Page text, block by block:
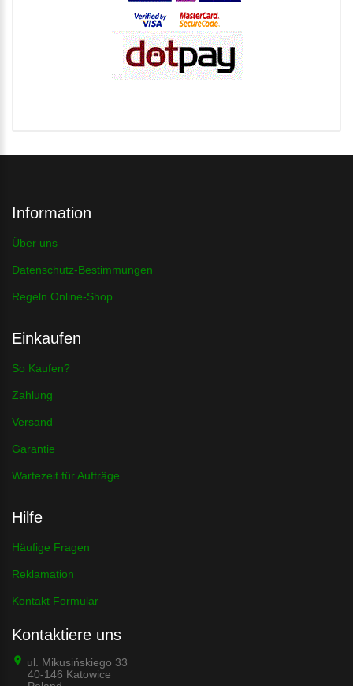
Information
Über uns
Datenschutz-Bestimmungen
Regeln Online-Shop
Einkaufen
So Kaufen?
Zahlung
Versand
Garantie
Wartezeit für Aufträge
Hilfe
Häufige Fragen
Reklamation
Kontakt Formular
Kontaktiere uns
ul. Mikusińskiego 33
40-146 Katowice